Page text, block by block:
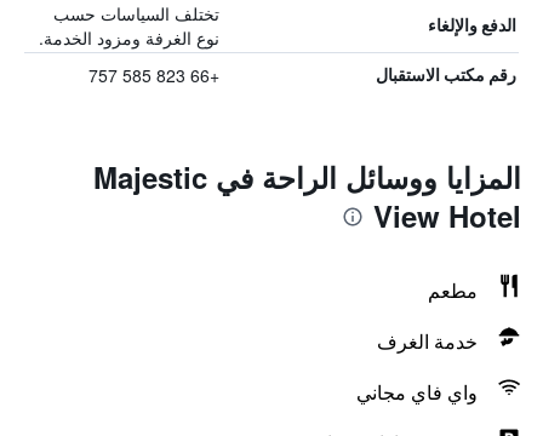
الدفع والإلغاء
تختلف السياسات حسب
نوع الغرفة ومزود الخدمة.
رقم مكتب الاستقبال +66 823 585 757
المزايا ووسائل الراحة في Majestic
View Hotel
مطعم
خدمة الغرف
واي فاي مجاني